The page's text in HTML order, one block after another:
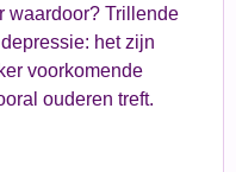
waardoor? Trillende
het zijn
voorkomende
ouderen treft.